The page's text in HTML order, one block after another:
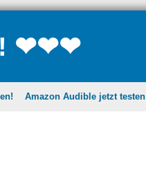
❤❤❤
Amazon Audible jetzt testen